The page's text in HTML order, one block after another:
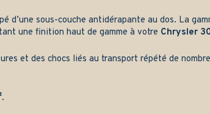
d’une sous-couche antidérapante au dos. La
une finition haut de gamme à votre Chrysler
et des chocs liés au transport répété de
.